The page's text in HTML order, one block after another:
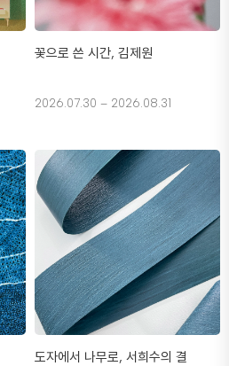
꽃으로 쓴 시간, 김제원
2026.07.30 – 2026.08.31
도자에서 나무로, 서희수의 결